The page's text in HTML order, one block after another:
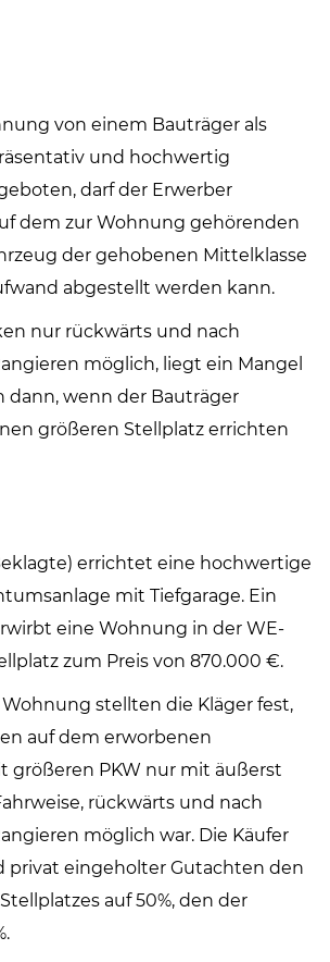
von einem Bauträger als
und hochwertig
darf der Erwerber
dem zur Wohnung gehörenden
der gehobenen Mittelklasse
abgestellt werden kann.
nur rückwärts und nach
möglich, liegt ein Mangel
dann, wenn der Bauträger
größeren Stellplatz errichten
errichtet eine hochwertige
mit Tiefgarage. Ein
eine Wohnung in der WE-
zum Preis von 870.000 €.
stellten die Kläger fest,
auf dem erworbenen
größeren PKW nur mit äußerst
rückwärts und nach
möglich war. Die Käufer
privat eingeholter Gutachten den
auf 50%, den der